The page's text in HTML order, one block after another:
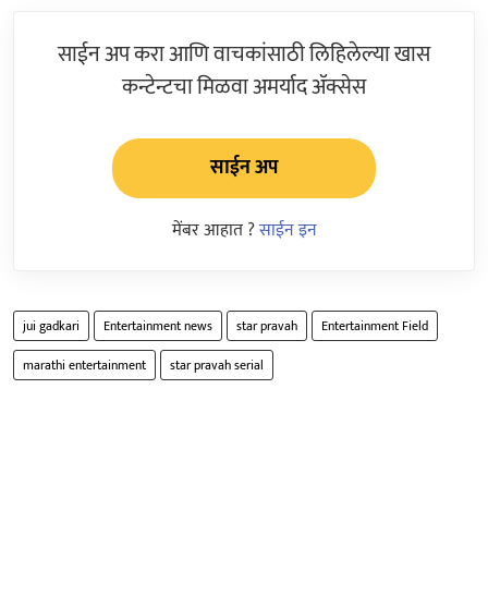
साईन अप करा आणि वाचकांसाठी लिहिलेल्या खास
कन्टेन्टचा मिळवा अमर्याद ॲक्सेस
साईन अप
मेंबर आहात ?साईन इन
jui gadkari Entertainment news star pravah
Entertainment Field
marathi entertainment
star pravah serial